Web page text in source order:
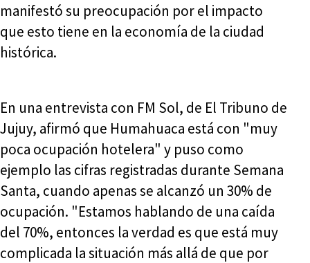
manifestó su preocupación por el impacto
que esto tiene en la economía de la ciudad
histórica.
En una entrevista con FM Sol, de El Tribuno de
Jujuy, afirmó que Humahuaca está con "muy
poca ocupación hotelera" y puso como
ejemplo las cifras registradas durante Semana
Santa, cuando apenas se alcanzó un 30% de
ocupación. "Estamos hablando de una caída
del 70%, entonces la verdad es que está muy
complicada la situación más allá de que por